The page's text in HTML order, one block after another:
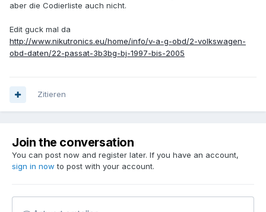
aber die Codierliste auch nicht.
Edit guck mal da
http://www.nikutronics.eu/home/info/v-a-g-obd/2-volkswagen-
obd-daten/22-passat-3b3bg-bj-1997-bis-2005
Zitieren
Join the conversation
You can post now and register later. If you have an account,
sign in now to post with your account.